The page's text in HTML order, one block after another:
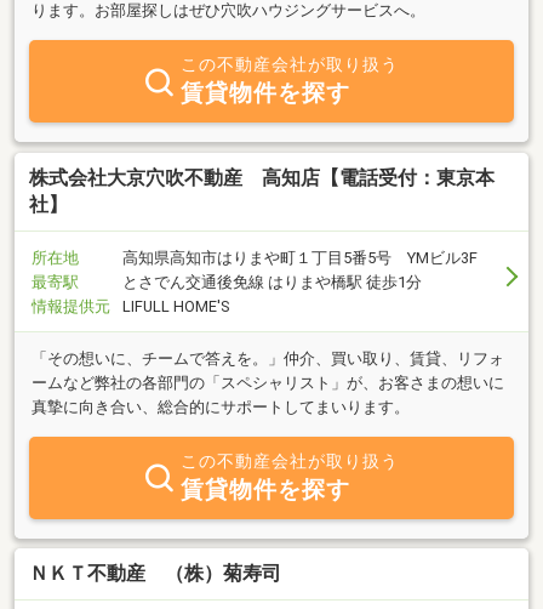
ります。お部屋探しはぜひ穴吹ハウジングサービスへ。
この不動産会社が取り扱う
賃貸物件を探す
株式会社大京穴吹不動産 高知店【電話受付：東京本
社】
所在地
高知県高知市はりまや町１丁目5番5号 YMビル3F
最寄駅
とさでん交通後免線 はりまや橋駅 徒歩1分
情報提供元
LIFULL HOME'S
「その想いに、チームで答えを。」仲介、買い取り、賃貸、リフォ
ームなど弊社の各部門の「スペシャリスト」が、お客さまの想いに
真摯に向き合い、総合的にサポートしてまいります。
この不動産会社が取り扱う
賃貸物件を探す
ＮＫＴ不動産 （株）菊寿司